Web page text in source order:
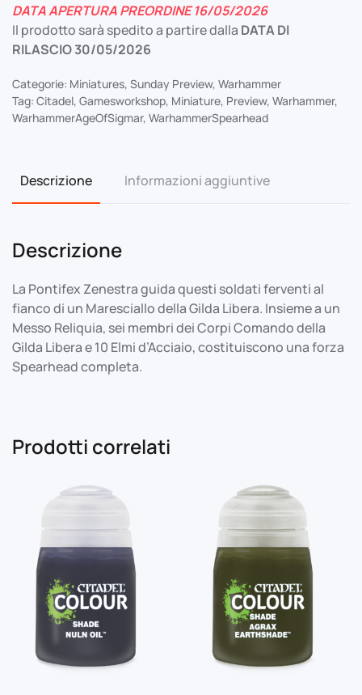
DATA APERTURA PREORDINE 16/05/2026
Il prodotto sarà spedito a partire dalla DATA DI
RILASCIO 30/05/2026
Categorie: Miniatures, Sunday Preview, Warhammer
Tag: Citadel, Gamesworkshop, Miniature, Preview, Warhammer,
WarhammerAgeOfSigmar, WarhammerSpearhead
Descrizione Informazioni aggiuntive
Descrizione
La Pontifex Zenestra guida questi soldati ferventi al
fianco di un Maresciallo della Gilda Libera. Insieme a un
Messo Reliquia, sei membri dei Corpi Comando della
Gilda Libera e 10 Elmi d’Acciaio, costituiscono una forza
Spearhead completa.
Prodotti correlati